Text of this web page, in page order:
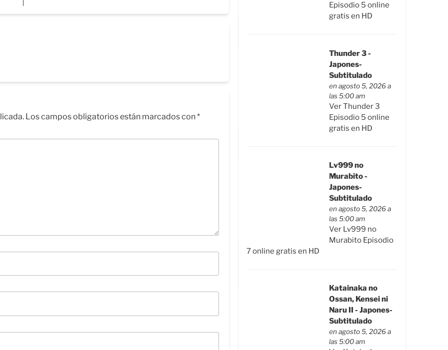
Los campos obligatorios están marcados con*
Episodio 5 online
gratis en HD
Thunder 3 -
Japones-
Subtitulado
en agosto 5, 2026 a
las 5:00 am
Ver Thunder 3
Episodio 5 online
gratis en HD
Lv999 no
Murabito -
Japones-
Subtitulado
en agosto 5, 2026 a
las 5:00 am
Ver Lv999 no
Murabito Episodio
7 online gratis en HD
Katainaka no
Ossan, Kensei ni
Naru II - Japones-
Subtitulado
en agosto 5, 2026 a
las 5:00 am